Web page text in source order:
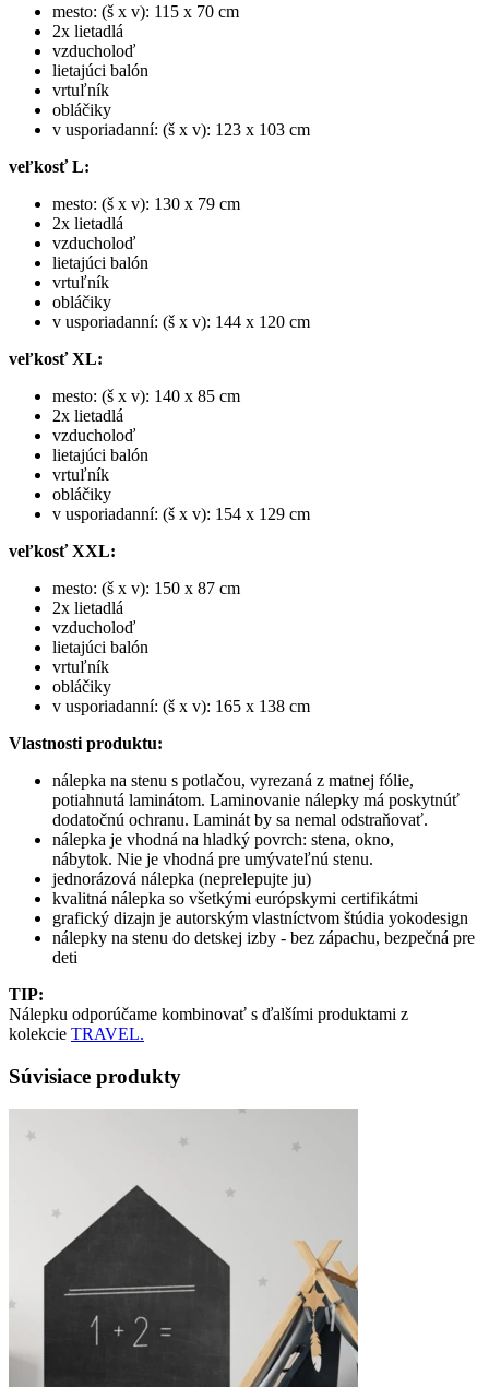
mesto: (š x v): 115 x 70 cm
2x lietadlá
vzducholoď
lietajúci balón
vrtuľník
obláčiky
v usporiadanní: (š x v): 123 x 103 cm
veľkosť L:
mesto: (š x v): 130 x 79 cm
2x lietadlá
vzducholoď
lietajúci balón
vrtuľník
obláčiky
v usporiadanní: (š x v): 144 x 120 cm
veľkosť XL:
mesto: (š x v): 140 x 85 cm
2x lietadlá
vzducholoď
lietajúci balón
vrtuľník
obláčiky
v usporiadanní: (š x v): 154 x 129 cm
veľkosť XXL:
mesto: (š x v): 150 x 87 cm
2x lietadlá
vzducholoď
lietajúci balón
vrtuľník
obláčiky
v usporiadanní: (š x v): 165 x 138 cm
Vlastnosti produktu:
nálepka na stenu s potlačou, vyrezaná z matnej fólie,
potiahnutá laminátom. Laminovanie nálepky má poskytnúť
dodatočnú ochranu. Laminát by sa nemal odstraňovať.
nálepka je vhodná na hladký povrch: stena, okno,
nábytok. Nie je vhodná pre umývateľnú stenu.
jednorázová nálepka (neprelepujte ju)
kvalitná nálepka so všetkými európskymi certifikátmi
grafický dizajn je autorským vlastníctvom štúdia yokodesign
nálepky na stenu do detskej izby - bez zápachu, bezpečná pre
deti
TIP:
Nálepku odporúčame kombinovať s ďalšími produktami z
kolekcie TRAVEL.
Súvisiace produkty